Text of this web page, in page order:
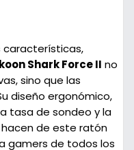
características,
Shark Force II no
sino que las
diseño ergonómico,
tasa de sondeo y la
de este ratón
gamers de todos los